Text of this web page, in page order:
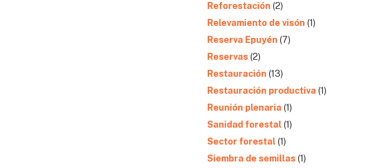
Reforestación (2)
Relevamiento de visón (1)
Reserva Epuyén (7)
Reservas (2)
Restauración (13)
Restauración productiva (1)
Reunión plenaria (1)
Sanidad forestal (1)
Sector forestal (1)
Siembra de semillas (1)